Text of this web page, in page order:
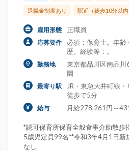
退職金制度あり 駅近（徒歩10分以内
雇用形態 正職員
応募要件
必須：保育士。年
歴。経験等：。
勤務地
東京都品川区南品
園
最寄り駅
JR・東急大井町線
徒歩で5分
給与 月給278,261円～
*認可保育所保育全般食事介助散歩
5歳児定員99名**令和3年4月1日新
なし